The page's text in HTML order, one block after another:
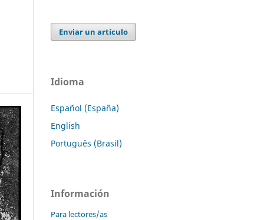
Enviar un artículo
Idioma
Español (España)
English
Português (Brasil)
Información
Para lectores/as